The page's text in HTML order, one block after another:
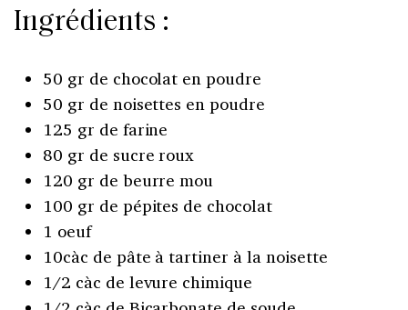
Ingrédients :
50 gr de chocolat en poudre
50 gr de noisettes en poudre
125 gr de farine
80 gr de sucre roux
120 gr de beurre mou
100 gr de pépites de chocolat
1 oeuf
10càc de pâte à tartiner à la noisette
1/2 càc de levure chimique